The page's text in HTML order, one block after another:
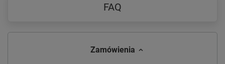
FAQ
Zamówienia